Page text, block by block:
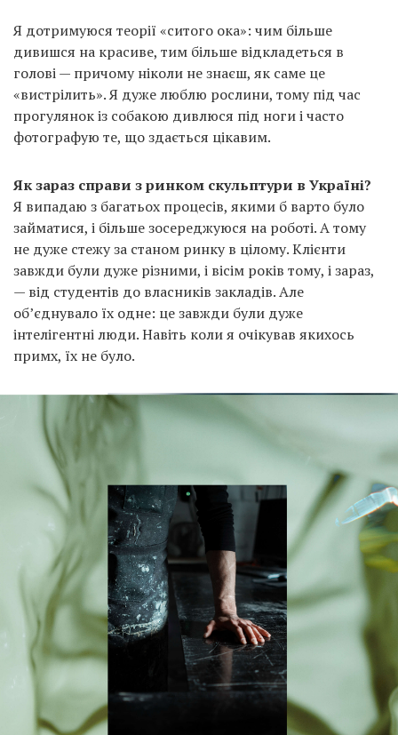
Я дотримуюся теорії «ситого ока»: чим більше
дивишся на красиве, тим більше відкладеться в
голові — причому ніколи не знаєш, як саме це
«вистрілить». Я дуже люблю рослини, тому під час
прогулянок із собакою дивлюся під ноги і часто
фотографую те, що здається цікавим.
Як зараз справи з ринком скульптури в Україні?
Я випадаю з багатьох процесів, якими б варто було
займатися, і більше зосереджуюся на роботі. А тому
не дуже стежу за станом ринку в цілому. Клієнти
завжди були дуже різними, і вісім років тому, і зараз,
— від студентів до власників закладів. Але
об’єднувало їх одне: це завжди були дуже
інтелігентні люди. Навіть коли я очікував якихось
примх, їх не було.